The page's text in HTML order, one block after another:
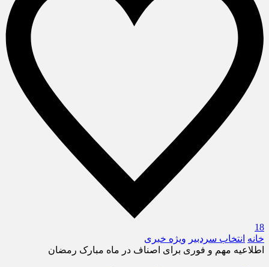
18
خانه انتخاب سردبیر ویژه خبری
اطلاعیه مهم و فوری برای اصناف در ماه مبارک رمضان